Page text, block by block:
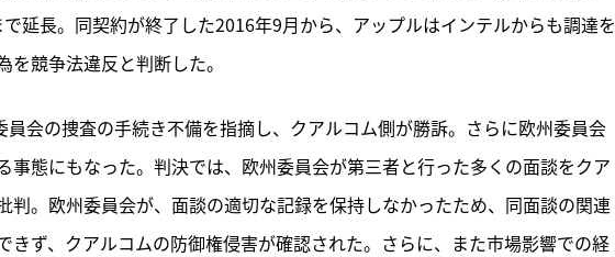
延長。同契約が終了した2016年9月から、アップルはインテルからも調達を
競争法違反と判断した。
会の捜査の手続き不備を指摘し、クアルコム側が勝訴。さらに欧州委員会
事態にもなった。判決では、欧州委員会が第三者と行った多くの面談をクア
判。欧州委員会が、面談の適切な記録を保持しなかったため、同面談の関連
きず、クアルコムの防御権侵害が確認された。さらに、また市場影響での経